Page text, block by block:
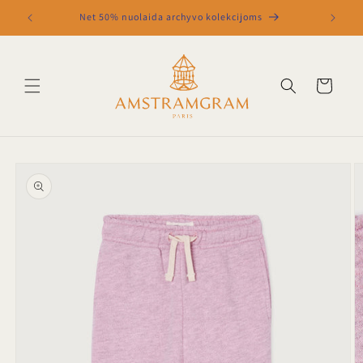
Eiti į
turinį
Net 50% nuolaida archyvo kolekcijoms
Krepšelis
apie gaminį